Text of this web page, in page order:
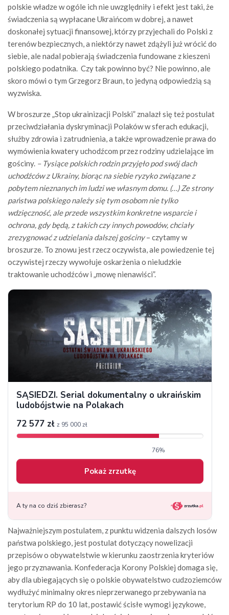
polskie władze w ogóle ich nie uwzględniły i efekt jest taki, że
świadczenia są wypłacane Ukraińcom w dobrej, a nawet
doskonałej sytuacji finansowej, którzy przyjechali do Polski z
terenów bezpiecznych, a niektórzy nawet zdążyli już wrócić do
siebie, ale nadal pobierają świadczenia fundowane z kieszeni
polskiego podatnika. Czy tak powinno być? Nie powinno, ale
skoro mówi o tym Grzegorz Braun, to jedyną odpowiedzią są
wyzwiska.
W broszurze „Stop ukrainizacji Polski” znalazł się też postulat
przeciwdziałania dyskryminacji Polaków w sferach edukacji,
służby zdrowia i zatrudnienia, a także wprowadzenie prawa do
wymówienia kwatery uchodźcom przez rodziny udzielające im
gościny. – Tysiące polskich rodzin przyjęło pod swój dach
uchodźców z Ukrainy, biorąc na siebie ryzyko związane z
pobytem nieznanych im ludzi we własnym domu. (…) Ze strony
państwa polskiego należy się tym osobom nie tylko
wdzięczność, ale przede wszystkim konkretne wsparcie i
ochrona, gdy będą, z takich czy innych powodów, chciały
zrezygnować z udzielania dalszej gościny– czytamy w
broszurze. To znowu jest rzecz oczywista, ale powiedzenie tej
oczywistej rzeczy wywołuje oskarżenia o nieludzkie
traktowanie uchodźców i „mowę nienawiści”.
Najważniejszym postulatem, z punktu widzenia dalszych losów
państwa polskiego, jest postulat dotyczący nowelizacji
przepisów o obywatelstwie w kierunku zaostrzenia kryteriów
jego przyznawania. Konfederacja Korony Polskiej domaga się,
aby dla ubiegających się o polskie obywatelstwo cudzoziemców
wydłużyć minimalny okres nieprzerwanego przebywania na
terytorium RP do 10 lat, postawić ścisłe wymogi językowe,